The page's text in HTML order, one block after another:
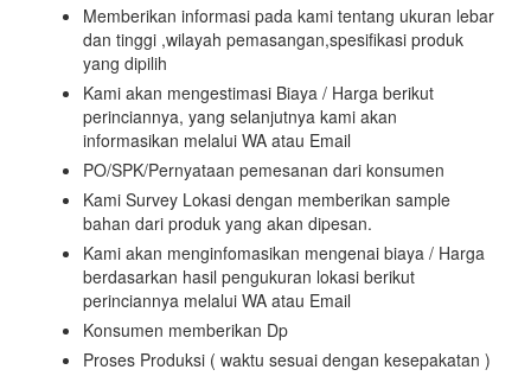
Memberikan informasi pada kami tentang ukuran lebar
dan tinggi ,wilayah pemasangan,spesifikasi produk
yang dipilih
Kami akan mengestimasi Biaya / Harga berikut
perinciannya, yang selanjutnya kami akan
informasikan melalui WA atau Email
PO/SPK/Pernyataan pemesanan dari konsumen
Kami Survey Lokasi dengan memberikan sample
bahan dari produk yang akan dipesan.
Kami akan menginfomasikan mengenai biaya / Harga
berdasarkan hasil pengukuran lokasi berikut
perinciannya melalui WA atau Email
Konsumen memberikan Dp
Proses Produksi ( waktu sesuai dengan kesepakatan )